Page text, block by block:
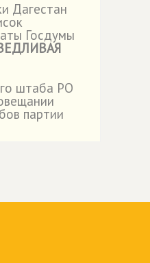
Дагестан
Госдумы
штаба РО
партии